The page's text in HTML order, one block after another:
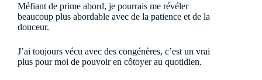
Méfiant de prime abord, je pourrais me révéler
beaucoup plus abordable avec de la patience et de la
douceur.
J’ai toujours vécu avec des congénères, c’est un vrai
plus pour moi de pouvoir en côtoyer au quotidien.